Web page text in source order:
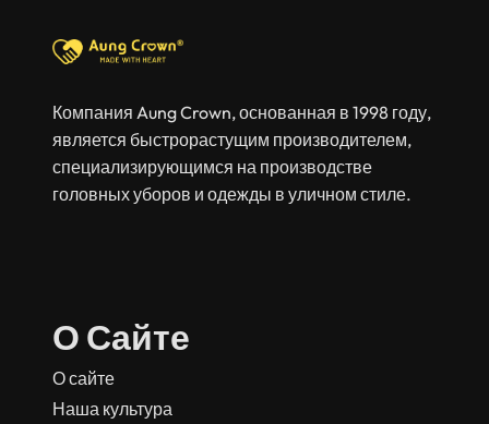
Компания Aung Crown, основанная в 1998 году,
является быстрорастущим производителем,
специализирующимся на производстве
головных уборов и одежды в уличном стиле.
О Сайте
О сайте
Наша культура